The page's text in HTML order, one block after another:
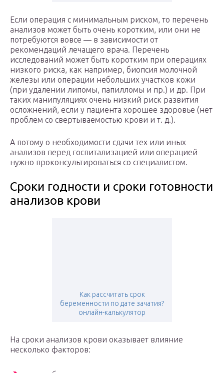
Если операция с минимальным риском, то перечень
анализов может быть очень коротким, или они не
потребуются вовсе — в зависимости от
рекомендаций лечащего врача. Перечень
исследований может быть коротким при операциях
низкого риска, как например, биопсия молочной
железы или операции небольших участков кожи
(при удалении липомы, папилломы и пр.) и др. При
таких манипуляциях очень низкий риск развития
осложнений, если у пациента хорошее здоровье (нет
проблем со свертываемостью крови и т. д.).
А потому о необходимости сдачи тех или иных
анализов перед госпитализацией или операцией
нужно проконсультироваться со специалистом.
Сроки годности и сроки готовности
анализов крови
Как рассчитать срок
беременности по дате зачатия?
онлайн-калькулятор
На сроки анализов крови оказывает влияние
несколько факторов: